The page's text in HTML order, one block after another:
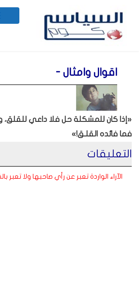
اقوال وامثال -
«إذا كان للمشكلة حل فلا داعي للقلق،
فما فائده القلـق!»
التعليقات
الآراء الواردة تعبر عن رأي صاحبها ولا تعبر